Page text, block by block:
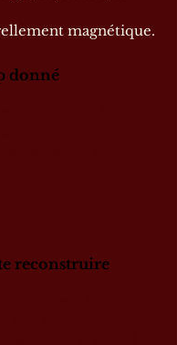
magnétique.
donné
reconstruire